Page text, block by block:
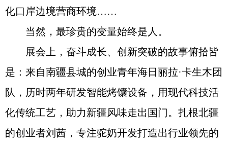
化口岸边境营商环境……
当然，最珍贵的变量始终是人。
展会上，奋斗成长、创新突破的故事俯拾皆
是：来自南疆县城的创业青年海日丽拉·卡生木团
队，历时两年研发智能烤馕设备，用现代科技活
化传统工艺，助力新疆风味走出国门。扎根北疆
的创业者刘茜，专注驼奶开发打造出行业领先的